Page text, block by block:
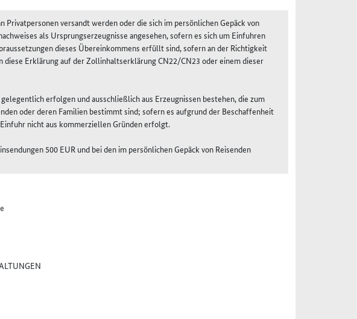
Privatpersonen versandt werden oder die sich im persönlichen Gepäck von
als Ursprungserzeugnisse angesehen, sofern es sich um Einfuhren
dieses Übereinkommens erfüllt sind, sofern an der Richtigkeit
Erklärung auf der Zollinhaltserklärung CN22/CN23 oder einem dieser
erfolgen und ausschließlich aus Erzeugnissen bestehen, die zum
oder deren Familien bestimmt sind; sofern es aufgrund der Beschaffenheit
nicht aus kommerziellen Gründen erfolgt.
500 EUR und bei den im persönlichen Gepäck von Reisenden